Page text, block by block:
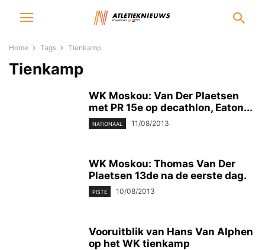
Home Tags Tienkamp
Tienkamp
WK Moskou: Van Der Plaetsen
met PR 15e op decathlon, Eaton...
NATIONAAL 11/08/2013
WK Moskou: Thomas Van Der
Plaetsen 13de na de eerste dag.
PISTE 10/08/2013
Vooruitblik van Hans Van Alphen
op het WK tienkamp